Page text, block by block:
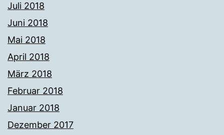
Juli 2018
Juni 2018
Mai 2018
April 2018
März 2018
Februar 2018
Januar 2018
Dezember 2017